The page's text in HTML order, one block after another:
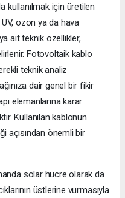
kullanılmak için üretilen
UV, ozon ya da hava
ait teknik özellikler,
Fotovoltaik kablo
teknik analiz
dair genel bir fikir
elemanlarına karar
Kullanılan kablonun
açısından önemli bir
solar hücre olarak da
üstlerine vurmasıyla